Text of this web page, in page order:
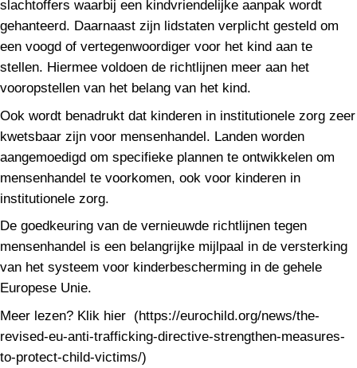
slachtoffers waarbij een kindvriendelijke aanpak wordt
gehanteerd. Daarnaast zijn lidstaten verplicht gesteld om
een voogd of vertegenwoordiger voor het kind aan te
stellen. Hiermee voldoen de richtlijnen meer aan het
vooropstellen van het belang van het kind.
Ook wordt benadrukt dat kinderen in institutionele zorg zeer
kwetsbaar zijn voor mensenhandel. Landen worden
aangemoedigd om specifieke plannen te ontwikkelen om
mensenhandel te voorkomen, ook voor kinderen in
institutionele zorg.
De goedkeuring van de vernieuwde richtlijnen tegen
mensenhandel is een belangrijke mijlpaal in de versterking
van het systeem voor kinderbescherming in de gehele
Europese Unie.
Meer lezen? Klik hier (https://eurochild.org/news/the-
revised-eu-anti-trafficking-directive-strengthen-measures-
to-protect-child-victims/)